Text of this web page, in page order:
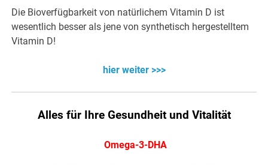
Die Bioverfügbarkeit von natürlichem Vitamin D ist
wesentlich besser als jene von synthetisch hergestelltem
Vitamin D!
hier weiter >>>
Alles für Ihre Gesundheit und Vitalität
Omega-3-DHA